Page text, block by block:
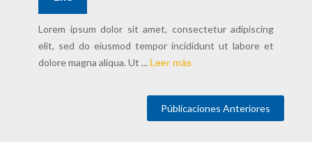
Lorem ipsum dolor sit amet, consectetur adipiscing
elit, sed do eiusmod tempor incididunt ut labore et
dolore magna aliqua. Ut ... Leer más
Públicaciones Anteriores